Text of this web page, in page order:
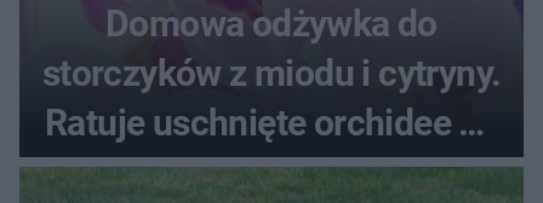
Domowa odżywka do
storczyków z miodu i cytryny.
Ratuje uschnięte orchidee po
upałach